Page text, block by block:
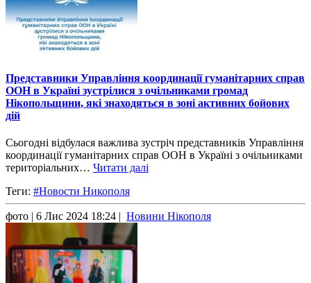
Представники Управління координації гуманітарних справ
ООН в Україні зустрілися з очільниками громад
Нікопольщини, які знаходяться в зоні активних бойових
дій
Сьогодні відбулася важлива зустріч представників Управління
координації гуманітарних справ ООН в Україні з очільниками
територіальних… Читати далі
Теги: #Новости Никополя
фото | 6 Лис 2024 18:24 | Новини Нікополя